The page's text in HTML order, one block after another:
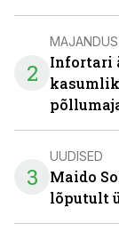
2
Infortari
3
UUDISED
Maido
lõputult